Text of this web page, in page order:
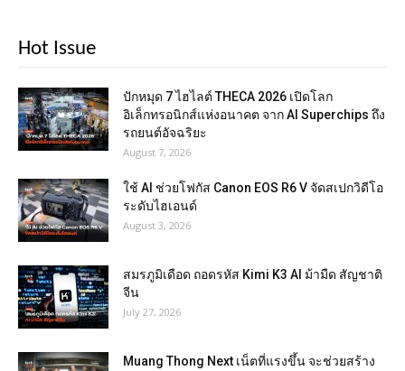
Hot Issue
ปักหมุด 7 ไฮไลต์ THECA 2026 เปิดโลก
อิเล็กทรอนิกส์แห่งอนาคต จาก AI Superchips ถึง
รถยนต์อัจฉริยะ
August 7, 2026
ใช้ AI ช่วยโฟกัส Canon EOS R6 V จัดสเปกวิดีโอ
ระดับไฮเอนด์
August 3, 2026
สมรภูมิเดือด ถอดรหัส Kimi K3 AI ม้ามืด สัญชาติ
จีน
July 27, 2026
Muang Thong Next เน็ตที่แรงขึ้น จะช่วยสร้าง